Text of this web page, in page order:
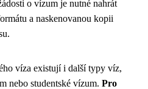
o vízum je nutné nahrát
a naskenovanou kopii
víza existují i další typy víz,
nebo studentské vízum. Pro